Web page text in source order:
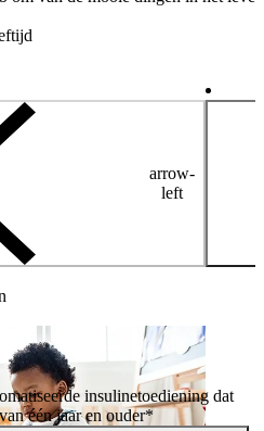
arrow-
left
insulinetoediening dat
één jaar en ouder*